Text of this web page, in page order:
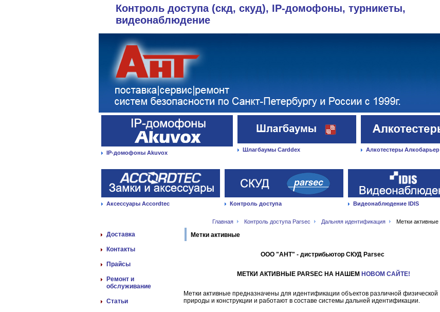
Контроль доступа (скд, скуд), IP-домофоны, турникеты,
видеонаблюдение
IP-домофоны Akuvox Шлагбаумы Carddex Алкотестеры Алкобарьер
Аксессуары Accordtec Контроль доступа Видеонаблюдение IDIS
Главная Контроль доступа Parsec Дальняя идентификация Метки активные
Доставка
Контакты
Прайсы
Ремонт и
обслуживание
Статьи
Метки активные
ООО "АНТ" - дистрибьютор СКУД Parsec
МЕТКИ АКТИВНЫЕ PARSEC НА НАШЕМ НОВОМ САЙТЕ!
Метки активные предназначены для идентификации объектов различной физической
природы и конструкции и работают в составе системы дальней идентификации.